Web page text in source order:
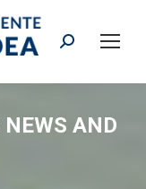
Search:
NEWS AND